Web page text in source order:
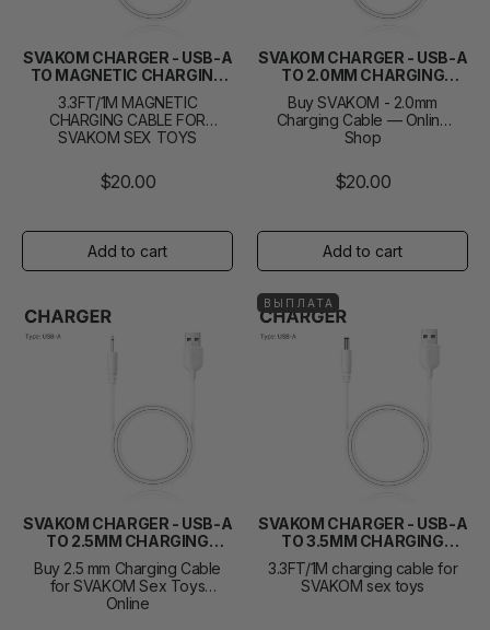
SVAKOM CHARGER - USB-A
TO MAGNETIC CHARGING
CABLE
3.3FT/1M MAGNETIC
CHARGING CABLE FOR
SVAKOM SEX TOYS
$20.00
SVAKOM CHARGER - USB-A
TO 2.0MM CHARGING
CABLE
Buy SVAKOM - 2.0mm
Charging Cable — Online
Shop
$20.00
SVAKOM CHARGER - USB-A
TO 2.5MM CHARGING
CABLE
Buy 2.5 mm Charging Cable
for SVAKOM Sex Toys
Online
ВЫПЛАТА
SVAKOM CHARGER - USB-A
TO 3.5MM CHARGING
CABLE
3.3FT/1M charging cable for
SVAKOM sex toys